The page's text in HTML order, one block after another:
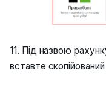
11. Під назвою
вставте